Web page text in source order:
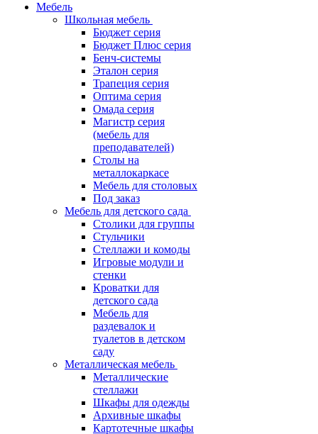
Мебель
Школьная мебель
Бюджет серия
Бюджет Плюс серия
Бенч-системы
Эталон серия
Трапеция серия
Оптима серия
Омада серия
Магистр серия
(мебель для
преподавателей)
Столы на
металлокаркасе
Мебель для столовых
Под заказ
Мебель для детского сада
Столики для группы
Стульчики
Стеллажи и комоды
Игровые модули и
стенки
Кроватки для
детского сада
Мебель для
раздевалок и
туалетов в детском
саду
Металлическая мебель
Металлические
стеллажи
Шкафы для одежды
Архивные шкафы
Картотечные шкафы